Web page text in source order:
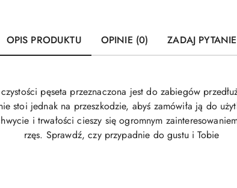
OPIS PRODUKTU OPINIE (0) ZADAJ PYTANIE
pęseta przeznaczona jest do zabiegów
stoi jednak na przeszkodzie, abyś zamówiła ją do
i trwałości cieszy się ogromnym
rzęs. Sprawdź, czy przypadnie do gustu i Tobie